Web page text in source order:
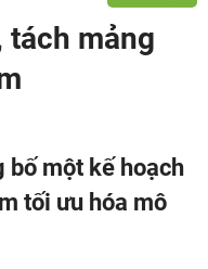
tách mảng
bố một kế hoạch
tối ưu hóa mô